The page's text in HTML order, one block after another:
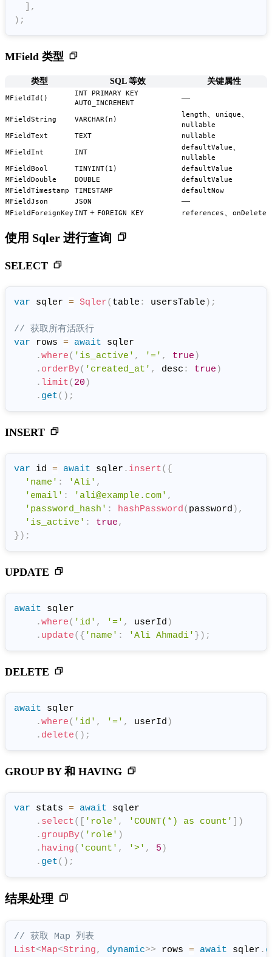
,
) ;
MField 类型
类型 SQL 等效 关键属性
MFieldId()
INT PRIMARY KEY
AUTO_INCREMENT
—
MFieldString VARCHAR(n)
length、 unique、
nullable
MFieldText
TEXT
nullable
MFieldInt
INT
defaultValue、
nullable
MFieldBool
TINYINT(1)
defaultValue
MFieldDouble
DOUBLE
defaultValue
MFieldTimestamp
TIMESTAMP
defaultNow
MFieldJson
JSON —
MFieldForeignKey INT + FOREIGN KEY references、 onDelete
使用 Sqler 进行查询
SELECT
var sqler = Sqler( table : usersTable ) ;
// 获取所有活跃行
var rows = await sqler
.where( 'is_active' , '=' , true )
. orderBy( 'created_at' , desc : true )
. limit( 20 )
. get( ) ;
INSERT
var id = await sqler . insert( {
'name' : 'Ali' ,
'email' : 'ali@example.com' ,
'password_hash' : hashPassword( password ) ,
'is_active' : true,
} ) ;
UPDATE
await sqler
.where( 'id' , '=' , userId )
. update( { 'name' : 'Ali Ahmadi' } ) ;
DELETE
await sqler
.where( 'id' , '=' , userId )
. delete( ) ;
GROUP BY 和 HAVING
var stats = await sqler
. select( [ 'role' , 'COUNT(*) as count' ] )
. groupBy( 'role' )
. having( 'count' , '>' , 5 )
. get( ) ;
结果处理
// 获取 Map 列表
List<Map<String, dynamic>> rows = await sqler .